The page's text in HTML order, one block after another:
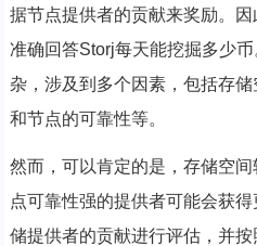
据节点提供者的贡献来奖励。
准确回答Storj每天能挖掘多少
杂，涉及到多个因素，包括存
和节点的可靠性等。
然而，可以肯定的是，存储空
点可靠性强的提供者可能会获
储提供者的贡献进行评估，并按